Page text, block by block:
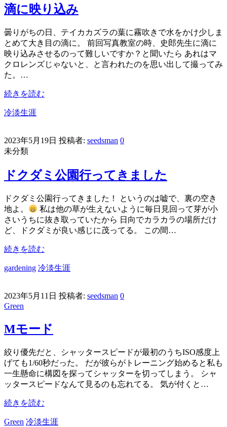
滴に映り込み
曇りがちの日、テイカカズラの葉に霧吹きで水をかけ少しま
とめて大き目の滴に。 前回写真教室の時、史郎先生に滴に
映り込みさせるのって難しいですか？と聞いたら あれはマ
クロレンズじゃないと、と言われたのを思い出して撮ってみ
た。…
続きを読む
冷淡生涯
2023年5月19日 投稿者: seedsman 0
未分類
ドクダミ公園行ってきました
ドクダミ公園行ってきました！ というのは嘘で、裏の空き
地よ。
私は他の草が生えないように毎日見回って芽が小
さいうちに抜き取っていたから 日向でカラカラの場所だけ
ど、ドクダミが良い感じに茂ってる。 この間…
続きを読む
gardening 冷淡生涯
2023年5月11日 投稿者: seedsman 0
Green
Mモード
絞り優先だと、シャッタースピードが最初のうちISO感度上
げても1/60秒だった。 だが彼らがトレーニング始めると私も
一生懸命に構図を探ってシャッターを切ってしまう。 シャ
ッタースピードなんて見るのも忘れてる。 気が付くと…
続きを読む
Green 冷淡生涯